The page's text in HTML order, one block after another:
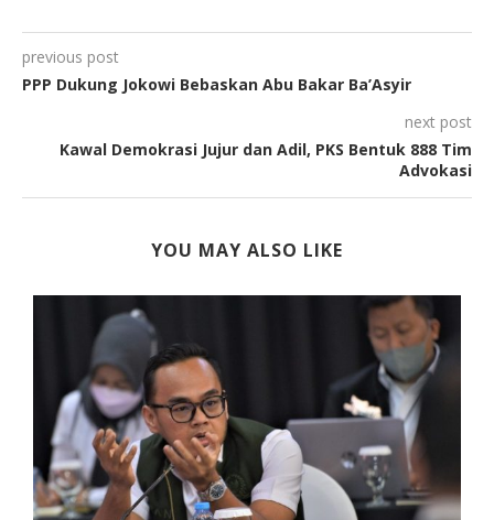
previous post
PPP Dukung Jokowi Bebaskan Abu Bakar Ba’Asyir
next post
Kawal Demokrasi Jujur dan Adil, PKS Bentuk 888 Tim
Advokasi
YOU MAY ALSO LIKE